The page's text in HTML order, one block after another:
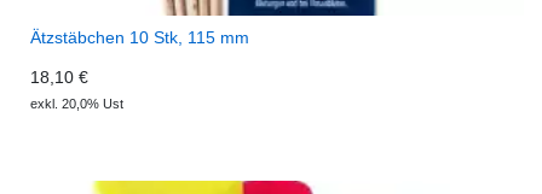
Ätzstäbchen 10 Stk, 115 mm
18,10 €
exkl. 20,0% Ust